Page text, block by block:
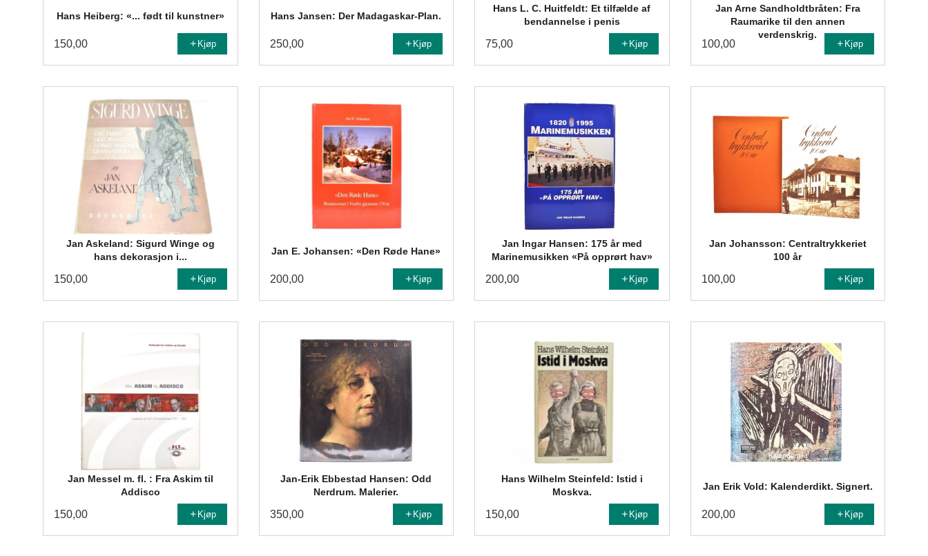
Hans Heiberg: «... født til kunstner»
150,00 Kjøp
Hans Jansen: Der Madagaskar-Plan.
250,00 Kjøp
Hans L. C. Huitfeldt: Et tilfælde af
bendannelse i penis
75,00 Kjøp
Jan Arne Sandholdtbråten: Fra
Raumarike til den annen
verdenskrig.
100,00 Kjøp
Jan Askeland: Sigurd Winge og
hans dekorasjon i...
150,00 Kjøp
Jan E. Johansen: «Den Røde Hane»
200,00 Kjøp
Jan Ingar Hansen: 175 år med
Marinemusikken «På opprørt hav»
200,00 Kjøp
Jan Johansson: Centraltrykkeriet
100 år
100,00 Kjøp
Jan Messel m. fl. : Fra Askim til
Addisco
150,00 Kjøp
Jan-Erik Ebbestad Hansen: Odd
Nerdrum. Malerier.
350,00 Kjøp
Hans Wilhelm Steinfeld: Istid i
Moskva.
150,00 Kjøp
Jan Erik Vold: Kalenderdikt. Signert.
200,00 Kjøp